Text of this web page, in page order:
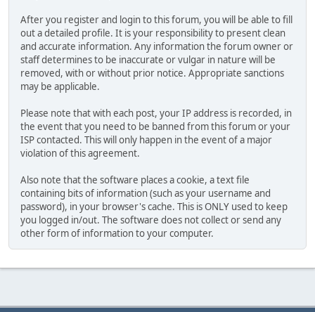
After you register and login to this forum, you will be able to fill
out a detailed profile. It is your responsibility to present clean
and accurate information. Any information the forum owner or
staff determines to be inaccurate or vulgar in nature will be
removed, with or without prior notice. Appropriate sanctions
may be applicable.
Please note that with each post, your IP address is recorded, in
the event that you need to be banned from this forum or your
ISP contacted. This will only happen in the event of a major
violation of this agreement.
Also note that the software places a cookie, a text file
containing bits of information (such as your username and
password), in your browser's cache. This is ONLY used to keep
you logged in/out. The software does not collect or send any
other form of information to your computer.